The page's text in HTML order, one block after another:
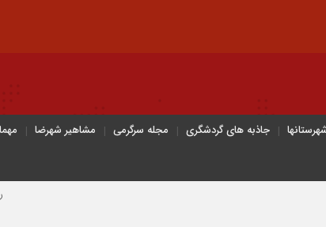
جاذبه های گردشگری مجله سرگرمی مشاهیر شهرضا
رونمایی از